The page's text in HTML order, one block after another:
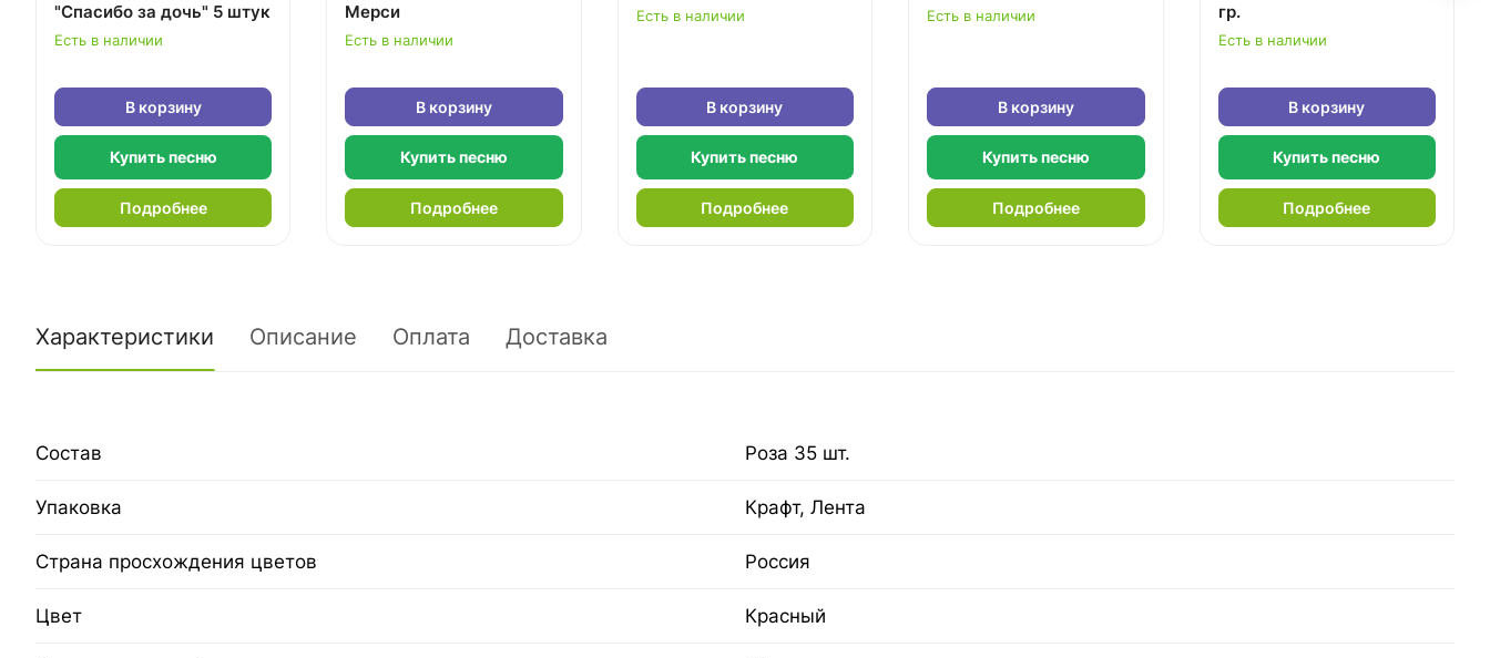
"Спасибо за дочь" 5 штук
Есть в наличии
В корзину
Купить песню
Подробнее
Мерси
Есть в наличии
В корзину
Купить песню
Подробнее
Есть в наличии
В корзину
Купить песню
Подробнее
Есть в наличии
В корзину
Купить песню
Подробнее
гр.
Есть в наличии
В корзину
Купить песню
Подробнее
Характеристики Описание Оплата Доставка
Состав Роза 35 шт.
Упаковка Крафт, Лента
Страна просхождения цветов Россия
Цвет Красный